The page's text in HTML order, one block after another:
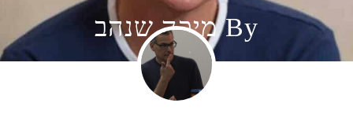
Byמיכה שנהב